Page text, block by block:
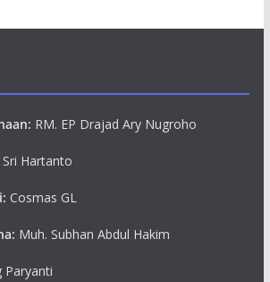
RM. EP Drajad Ary Nugroho
Sri Hartanto
Cosmas GL
Muh. Subhan Abdul Hakim
Paryanti